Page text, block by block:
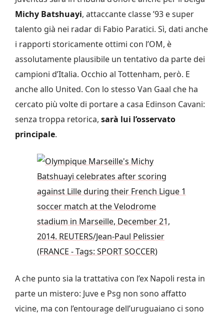
Michy Batshuayi, attaccante classe ’93 e super
talento già nei radar di Fabio Paratici. Sì, dati anche
i rapporti storicamente ottimi con l’OM, è
assolutamente plausibile un tentativo da parte dei
campioni d’Italia. Occhio al Tottenham, però. E
anche allo United. Con lo stesso Van Gaal che ha
cercato più volte di portare a casa Edinson Cavani:
senza troppa retorica, sarà lui l’osservato
principale.
A che punto sia la trattativa con l’ex Napoli resta in
parte un mistero: Juve e Psg non sono affatto
vicine, ma con l’entourage dell’uruguaiano ci sono